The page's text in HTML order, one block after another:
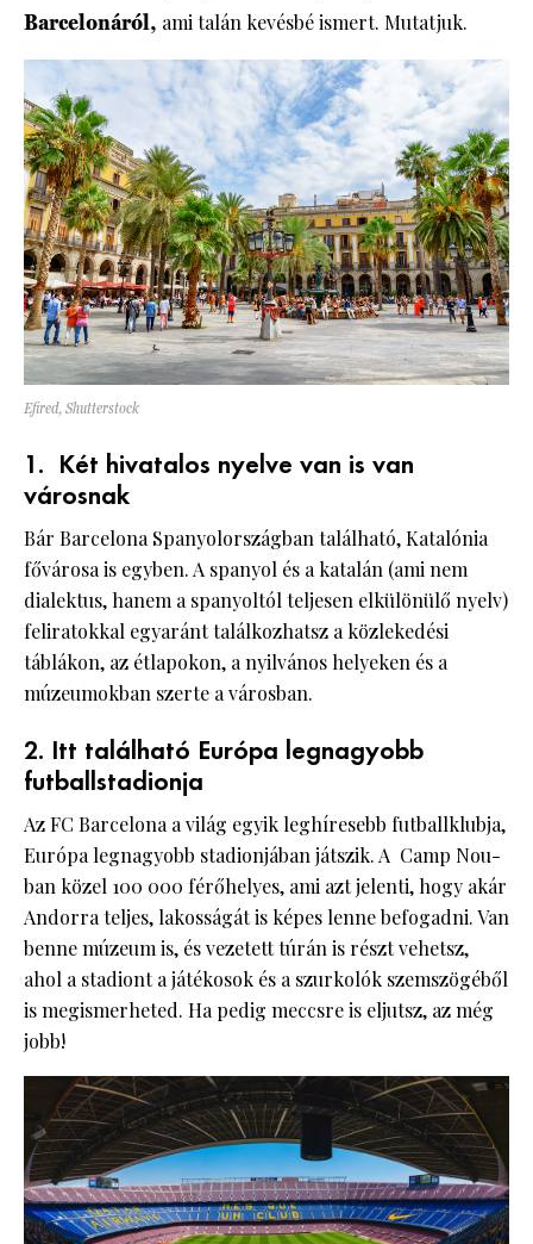
Barcelonáról, ami talán kevésbé ismert. Mutatjuk.
Efired, Shutterstock
1. Két hivatalos nyelve van is van
városnak
Bár Barcelona Spanyolországban található, Katalónia
fővárosa is egyben. A spanyol és a katalán (ami nem
dialektus, hanem a spanyoltól teljesen elkülönülő nyelv)
feliratokkal egyaránt találkozhatsz a közlekedési
táblákon, az étlapokon, a nyilvános helyeken és a
múzeumokban szerte a városban.
2. Itt található Európa legnagyobb
futballstadionja
Az FC Barcelona a világ egyik leghíresebb futballklubja,
Európa legnagyobb stadionjában játszik. A Camp Nou-
ban közel 100 000 férőhelyes, ami azt jelenti, hogy akár
Andorra teljes, lakosságát is képes lenne befogadni. Van
benne múzeum is, és vezetett túrán is részt vehetsz,
ahol a stadiont a játékosok és a szurkolók szemszögéből
is megismerheted. Ha pedig meccsre is eljutsz, az még
jobb!